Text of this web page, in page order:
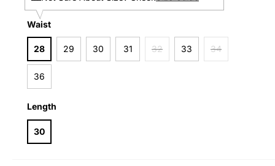
Waist
Waist
28
29 30 31 32 33 34
36
Length
30